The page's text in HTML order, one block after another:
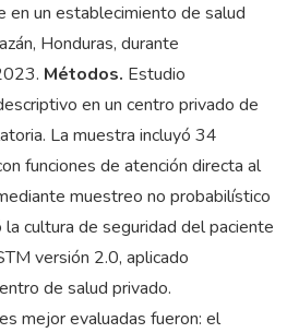
en un establecimiento de salud
Honduras, durante
Métodos. Estudio
en un centro privado de
La muestra incluyó 34
funciones de atención directa al
muestreo no probabilístico
la cultura de seguridad del paciente
versión 2.0, aplicado
de salud privado.
mejor evaluadas fueron: el